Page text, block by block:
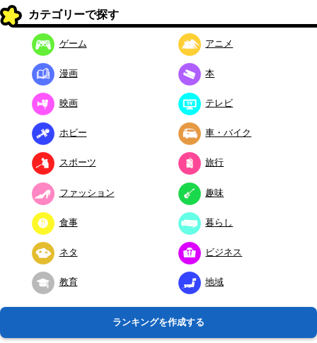
カテゴリーで探す
ゲーム アニメ
漫画 本
映画 テレビ
ホビー 車・バイク
スポーツ 旅行
ファッション 趣味
食事 暮らし
ネタ ビジネス
教育 地域
ランキングを作成する